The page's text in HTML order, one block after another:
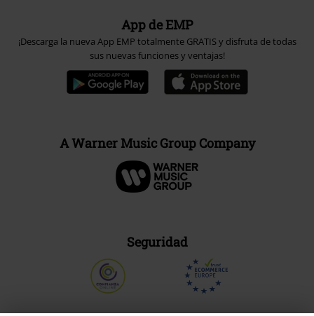
App de EMP
¡Descarga la nueva App EMP totalmente GRATIS y disfruta de todas
sus nuevas funciones y ventajas!
A Warner Music Group Company
Seguridad